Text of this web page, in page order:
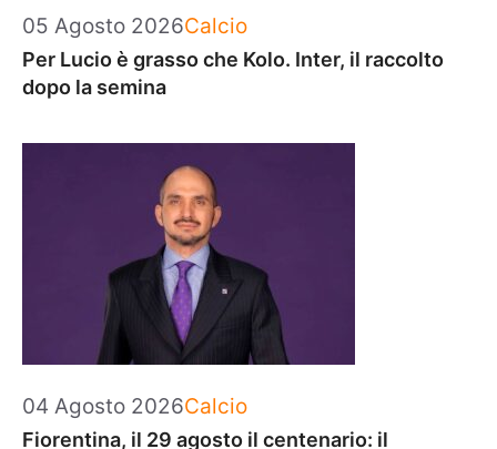
05 Agosto 2026Categorie
Calcio
Per Lucio è grasso che Kolo. Inter, il raccolto
dopo la semina
04 Agosto 2026Categorie
Calcio
Fiorentina, il 29 agosto il centenario: il